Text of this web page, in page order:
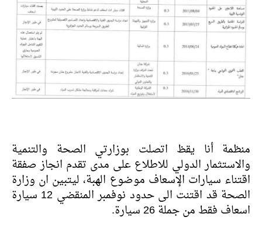
منظمة أنا يقظ اتصلت بوزارتي الصحة والتنمية
والاستثمار الدولي للاطلاع على مدى تقدم انجاز صفقة
اقتناء سيارات الإسعاف موضوع الهبة، ليتبين ان وزارة
الصحة قد اقتنت الى حدود نوفمبر المنقضي 12 سيارة
اسعاف فقط من جملة 26 سيارة.